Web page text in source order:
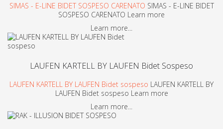
SIMAS - E-LINE BIDET SOSPESO CARENATO SIMAS - E-LINE BIDET
SOSPESO CARENATO Learn more
Learn more...
LAUFEN KARTELL BY LAUFEN Bidet Sospeso
LAUFEN KARTELL BY LAUFEN Bidet sospeso LAUFEN KARTELL BY
LAUFEN Bidet sospeso Learn more
Learn more...